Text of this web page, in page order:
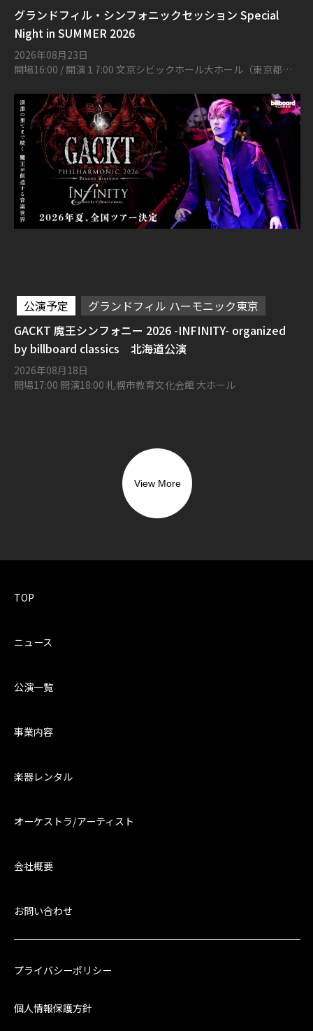
グランドフィル・シンフォニックセッション Special
Night in SUMMER 2026
2026年08月23日
開場16:00 / 開演１7:00 文京シビックホール大ホール（東京都文
公演予定
グランドフィル ハーモニック東京
GACKT 魔王シンフォニー 2026 -INFINITY- organized
by billboard classics 北海道公演
2026年08月18日
開場17:00 開演18:00 札幌市教育文化会館 大ホール
View More
TOP
ニュース
公演一覧
事業内容
楽器レンタル
オーケストラ/アーティスト
会社概要
お問い合わせ
プライバシーポリシー
個人情報保護方針